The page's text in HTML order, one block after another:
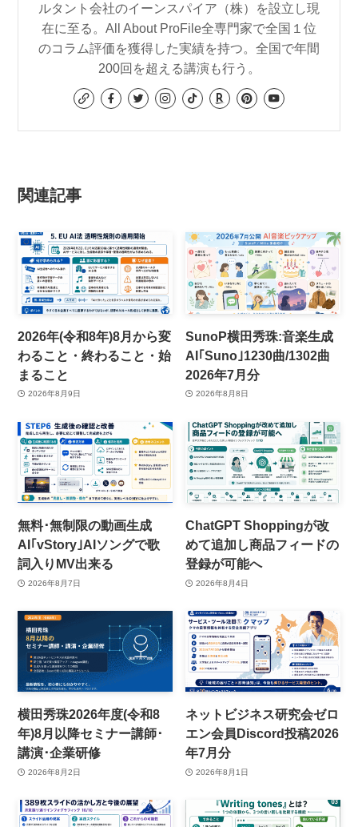
ルタント会社のイーンスパイア（株）を設立し現
在に至る。All About ProFile全専門家で全国１位
のコラム評価を獲得した実績を持つ。全国で年間
200回を超える講演も行う。
関連記事
2026年(令和8年)8月から変
わること・終わること・始
まること
2026年8月9日
SunoP横田秀珠:音楽生成
AI｢Suno｣1230曲/1302曲
2026年7月分
2026年8月8日
無料･無制限の動画生成
AI｢vStory｣AIソングで歌
詞入りMV出来る
2026年8月7日
ChatGPT Shoppingが改
めて追加し商品フィードの
登録が可能へ
2026年8月4日
横田秀珠2026年度(令和8
年)8月以降セミナー講師･
講演･企業研修
2026年8月2日
ネットビジネス研究会ゼロ
エン会員Discord投稿2026
年7月分
2026年8月1日